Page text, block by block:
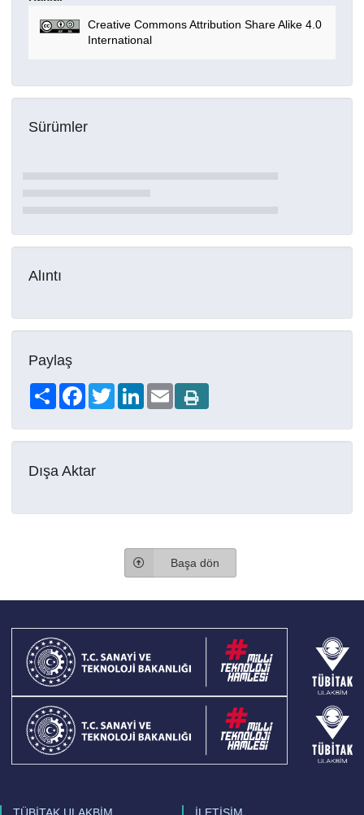
Creative Commons Attribution Share Alike 4.0
International
Sürümler
Alıntı
Paylaş
Share FacebookTwitterLinkedIn
Email
Dışa Aktar
Başa dön